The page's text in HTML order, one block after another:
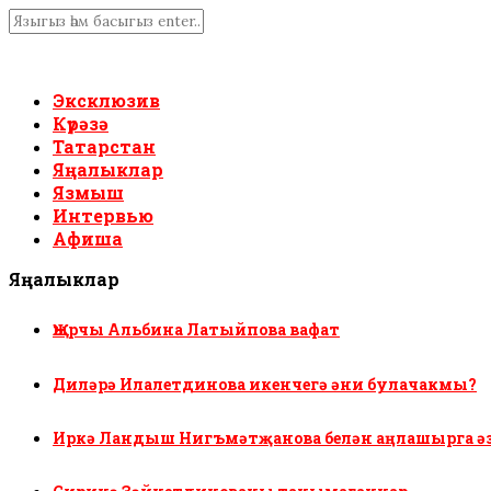
Эксклюзив
Күрәзә
Татарстан
Яңалыклар
Язмыш
Интервью
Афиша
Яңалыклар
Җырчы Альбина Латыйпова вафат
Диләрә Илалетдинова икенчегә әни булачакмы?
Иркә Ландыш Нигъмәтҗанова белән аңлашырга